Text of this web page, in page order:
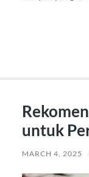
untuk
MARCH 4, 2025 /